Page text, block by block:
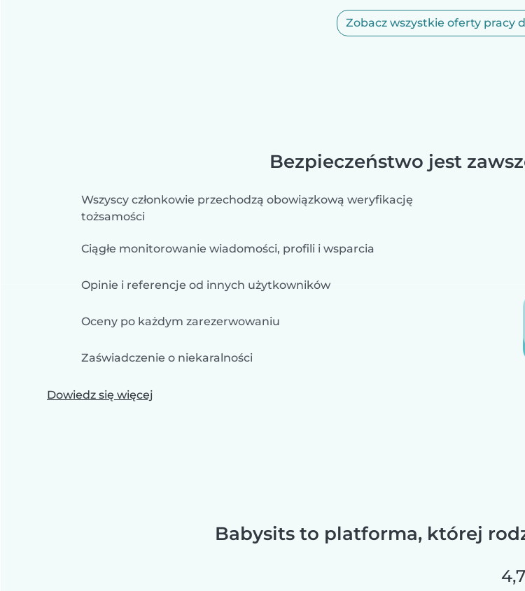
Zobacz wszystkie oferty pracy
Bezpieczeństwo jest
Wszyscy członkowie przechodzą obowiązkową weryfikację
tożsamości
Ciągłe monitorowanie wiadomości, profili i wsparcia
Opinie i referencje od innych użytkowników
Oceny po każdym zarezerwowaniu
Zaświadczenie o niekaralności
Dowiedz się więcej
Babysits to platforma, której